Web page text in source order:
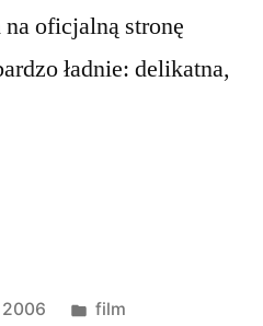
oficjalną stronę
ładnie: delikatna,
2006
Opublikowano
film